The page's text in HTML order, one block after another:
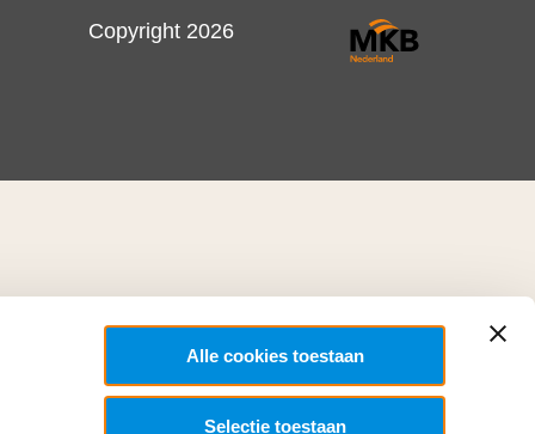
Alle cookies toestaan
Selectie toestaan
Copyright 2026